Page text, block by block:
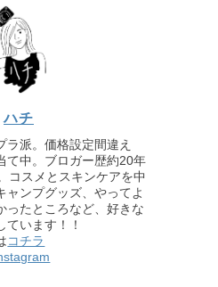
ハチ
ラ派。価格設定間違え
て中。ブロガー歴約20年
コスメとスキンケアを中
ャンプグッズ、やってよ
ったところなど、好きな
ています！！
コチラ